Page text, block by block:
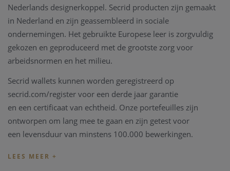
Nederlands designerkoppel. Secrid producten zijn gemaakt
in Nederland en zijn geassembleerd in sociale
ondernemingen. Het gebruikte Europese leer is zorgvuldig
gekozen en geproduceerd met de grootste zorg voor
arbeidsnormen en het milieu.
Secrid wallets kunnen worden geregistreerd op
secrid.com/register voor een derde jaar garantie
en een certificaat van echtheid. Onze portefeuilles zijn
ontworpen om lang mee te gaan en zijn getest voor
een levensduur van minstens 100.000 bewerkingen.
De originele Cardprotector werd gelanceerd in 2009 en